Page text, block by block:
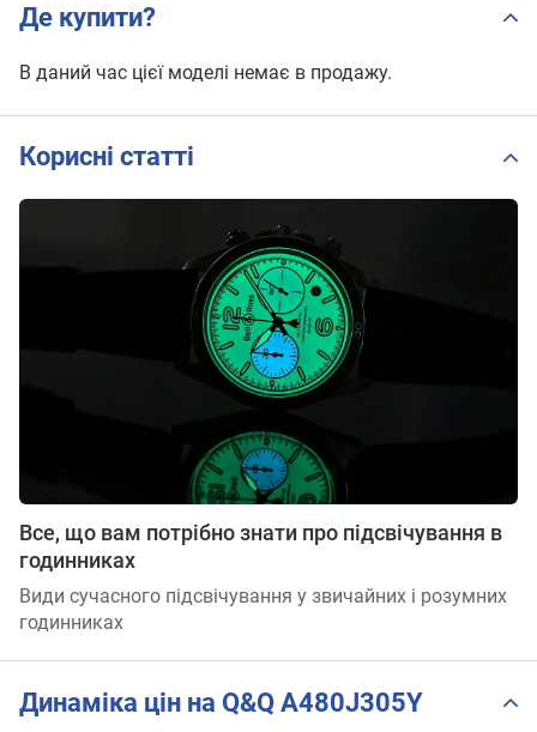
Де купити?
В даний час цієї моделі немає в продажу.
Корисні статті
Все, що вам потрібно знати про підсвічування в
годинниках
Види сучасного підсвічування у звичайних і розумних
годинниках
Динаміка цін на Q&Q A480J305Y